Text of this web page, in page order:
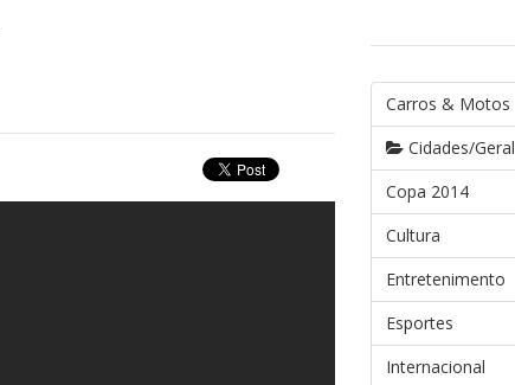
Carros & Motos
Cidades/Geral
Copa 2014
Cultura
Entretenimento
Esportes
Internacional